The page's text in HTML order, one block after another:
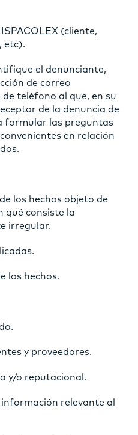
(cliente,
etc).
el denunciante,
de correo
teléfono al que, en su
de la denuncia de
formular las preguntas
en relación
los hechos objeto de
qué consiste la
irregular.
los hechos.
y proveedores.
y/o reputacional.
relevante al